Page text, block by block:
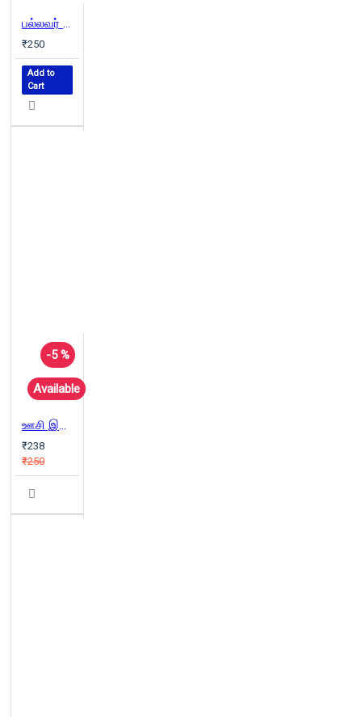
பல்லவர் வரலாறு: பல்லவர்கள் யார்? எங்கிருந்து வந்தனர்?
₹250
Add to
Cart
-5 %
Available
ஊசி இலையும் உன்னதம் பெறும் காலம்
₹238
₹250